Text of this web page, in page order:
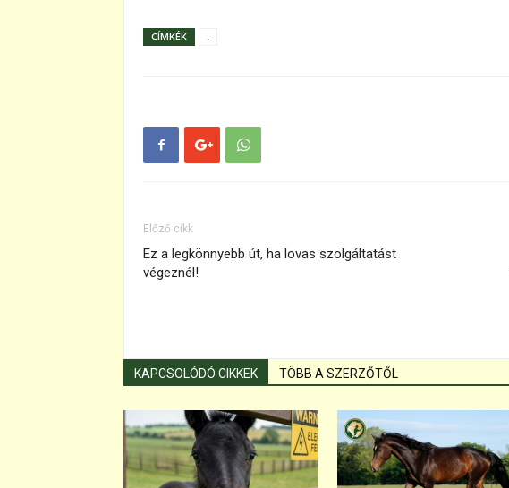
CÍMKÉK .
Előző cikk
Ez a legkönnyebb út, ha lovas szolgáltatást
végeznél!
KAPCSOLÓDÓ CIKKEK TÖBB A SZERZŐTŐL